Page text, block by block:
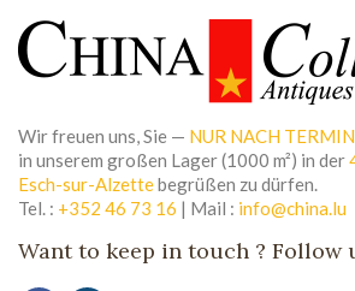
Wir freuen uns, Sie — NUR NACH
in unserem großen Lager (1000 m²) in der
Esch-sur-Alzettebegrüßen zu dürfen.
Tel. : +352 46 73 16 | Mail : info@china.lu
Want to keep in touch ? Follow